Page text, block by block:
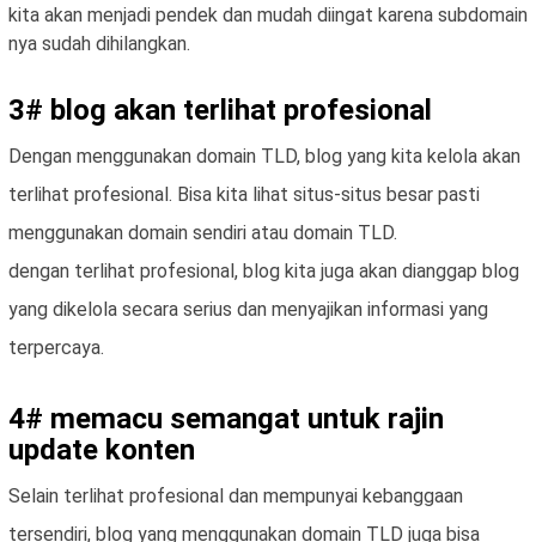
kita akan menjadi pendek dan mudah diingat karena subdomain
nya sudah dihilangkan.
3# blog akan terlihat profesional
Dengan menggunakan domain TLD, blog yang kita kelola akan
terlihat profesional. Bisa kita lihat situs-situs besar pasti
menggunakan domain sendiri atau domain TLD.
dengan terlihat profesional, blog kita juga akan dianggap blog
yang dikelola secara serius dan menyajikan informasi yang
terpercaya.
4# memacu semangat untuk rajin
update konten
Selain terlihat profesional dan mempunyai kebanggaan
tersendiri, blog yang menggunakan domain TLD juga bisa